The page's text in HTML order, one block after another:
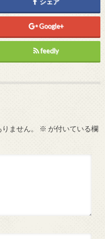
シェア
Google+
feedly
ません。 ※ が付いている欄